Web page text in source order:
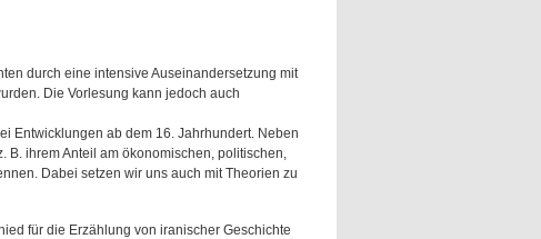
durch eine intensive Auseinandersetzung mit
Die Vorlesung kann jedoch auch
Entwicklungen ab dem 16. Jahrhundert. Neben
B. ihrem Anteil am ökonomischen, politischen,
Dabei setzen wir uns auch mit Theorien zu
für die Erzählung von iranischer Geschichte